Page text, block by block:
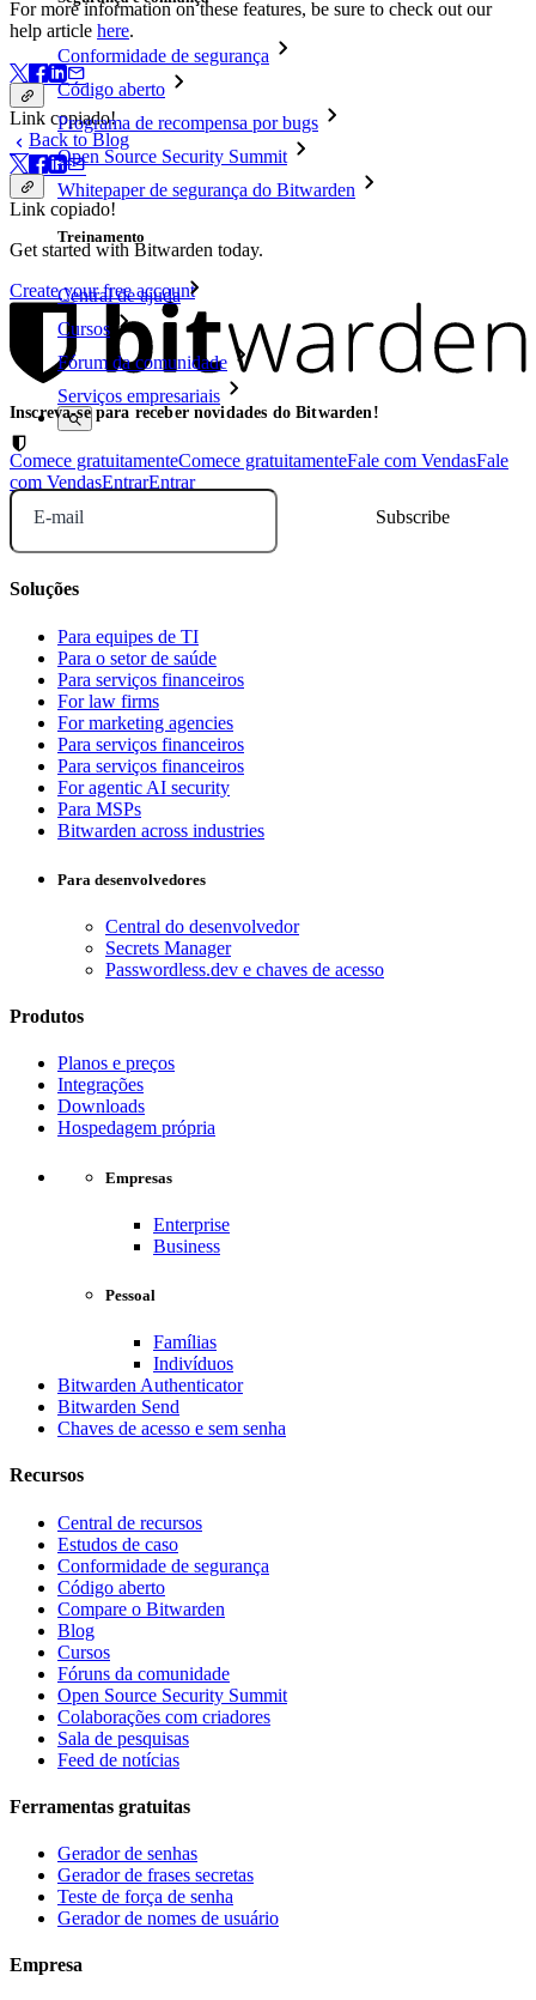
Conformidade de segurança
Código aberto
Programa de recompensa por bugs
Open Source Security Summit
Whitepaper de segurança do Bitwarden
Treinamento
Central de ajuda
Cursos
Fórum da comunidade
Serviços empresariais
Comece gratuitamenteComece gratuitamenteFale com VendasFale
com VendasEntrarEntrar
For more information on these features, be sure to check out our
help article here.
Link copiado!
Back to Blog
Link copiado!
Get started with Bitwarden today.
Create your free account
Inscreva-se para receber novidades do Bitwarden!
E-mail
Soluções
Para equipes de TI
Para o setor de saúde
Para serviços financeiros
For law firms
For marketing agencies
Para serviços financeiros
Para serviços financeiros
For agentic AI security
Para MSPs
Bitwarden across industries
Para desenvolvedores
Central do desenvolvedor
Secrets Manager
Passwordless.dev e chaves de acesso
Produtos
Planos e preços
Integrações
Downloads
Hospedagem própria
Empresas
Enterprise
Business
Pessoal
Famílias
Indivíduos
Bitwarden Authenticator
Bitwarden Send
Chaves de acesso e sem senha
Recursos
Central de recursos
Estudos de caso
Conformidade de segurança
Código aberto
Compare o Bitwarden
Blog
Cursos
Fóruns da comunidade
Open Source Security Summit
Colaborações com criadores
Sala de pesquisas
Feed de notícias
Ferramentas gratuitas
Gerador de senhas
Gerador de frases secretas
Teste de força de senha
Gerador de nomes de usuário
Empresa